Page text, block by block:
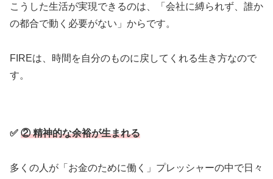
こうした生活が実現できるのは、「会社に縛られず、誰か
の都合で動く必要がない」からです。
FIREは、時間を自分のものに戻してくれる生き方なので
す。
✅ ② 精神的な余裕が生まれる
多くの人が「お金のために働く」プレッシャーの中で日々